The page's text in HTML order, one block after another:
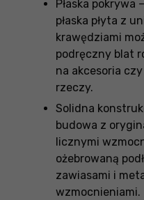
Płaska pokrywa
płaska płyta z
krawędziami
podręczny blat
na akcesoria
rzeczy.
Solidna
budowa z
licznymi
ożebrowaną
zawiasami i
wzmocnieniami.